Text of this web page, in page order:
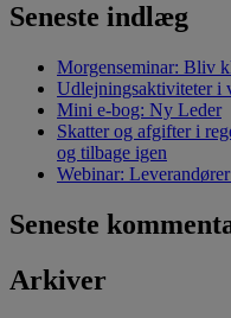
Seneste indlæg
Morgenseminar: Bliv
Udlejningsaktiviteter i
Mini e-bog: Ny Leder
Skatter og afgifter i
og tilbage igen
Webinar:
Seneste
Arkiver